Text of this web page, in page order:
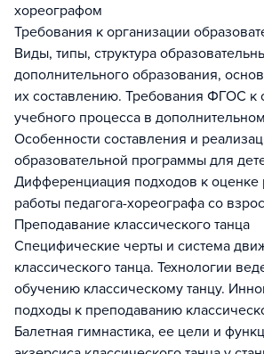
хореографом
Требования к организации
Виды, типы, структура
дополнительного образования,
их составлению. Требования ФГОС к
учебного процесса в
Особенности составления и
образовательной программы для
Дифференциация подходов к оценке
работы педагога-хореографа со
Преподавание классического танца
Специфические черты и система
классического танца. Технологии
обучению классическому танцу.
подходы к преподаванию
Балетная гимнастика, ее цели и